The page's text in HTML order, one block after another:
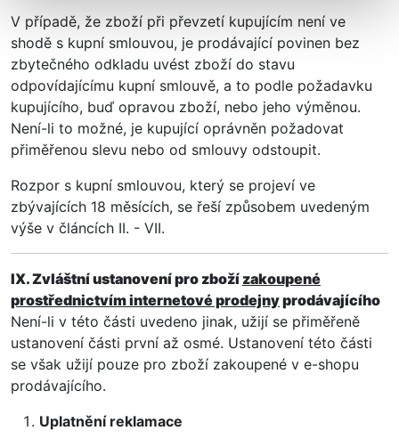
V případě, že zboží při převzetí kupujícím není ve
shodě s kupní smlouvou, je prodávající povinen bez
zbytečného odkladu uvést zboží do stavu
odpovídajícímu kupní smlouvě, a to podle požadavku
kupujícího, buď opravou zboží, nebo jeho výměnou.
Není-li to možné, je kupující oprávněn požadovat
přiměřenou slevu nebo od smlouvy odstoupit.
Rozpor s kupní smlouvou, který se projeví ve
zbývajících 18 měsících, se řeší způsobem uvedeným
výše v článcích II. - VII.
IX. Zvláštní ustanovení pro zbožízakoupené
prostřednictvím internetové prodejnyprodávajícího
Není-li v této části uvedeno jinak, užijí se přiměřeně
ustanovení části první až osmé. Ustanovení této části
se však užijí pouze pro zboží zakoupené v e-shopu
prodávajícího.
Uplatnění reklamace